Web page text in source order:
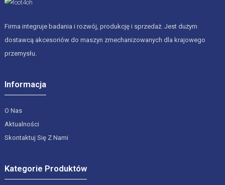
Firma integruje badania i rozwój, produkcję i sprzedaż. Jest dużym
dostawcą akcesoriów do maszyn zmechanizowanych dla krajowego
przemysłu.
Informacja
O Nas
Aktualności
Skontaktuj Się Z Nami
Kategorie Produktów